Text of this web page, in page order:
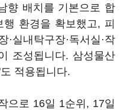
향 배치를 기본으로 합
환경을 확보했고, 피
실내탁구장·독서실·작
조성됩니다. 삼성물산
적용됩니다.
으로 16일 1순위, 17일